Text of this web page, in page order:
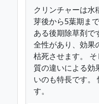
クリンチャーは水
芽後から5葉期ま
ある後期除草剤で
全性があり、効果
枯死させます。
質の違いによる効
いのも特長です。
す。